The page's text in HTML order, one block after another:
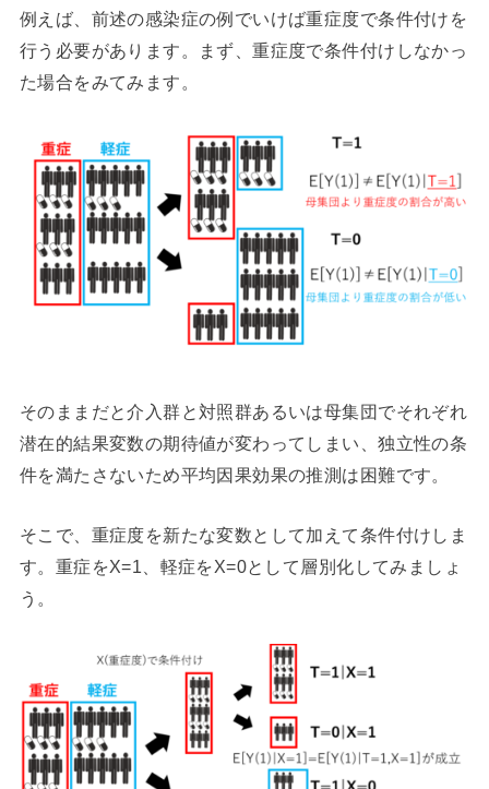
例えば、前述の感染症の例でいけば重症度で条件付けを
行う必要があります。まず、重症度で条件付けしなかっ
た場合をみてみます。
そのままだと介入群と対照群あるいは母集団でそれぞれ
潜在的結果変数の期待値が変わってしまい、独立性の条
件を満たさないため平均因果効果の推測は困難です。
そこで、重症度を新たな変数として加えて条件付けしま
す。重症をX=1、軽症をX=0として層別化してみましょ
う。